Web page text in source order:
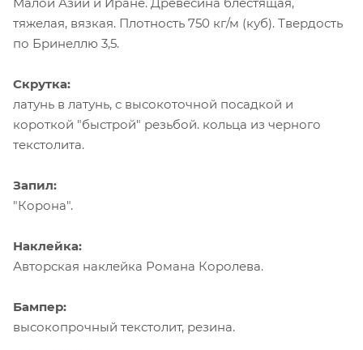
тяжелая, вязкая. Плотность 750 кг/м (куб). Твердость
по Бринеллю 3,5.
Скрутка:
латунь в латунь, с высокоточной посадкой и
короткой "быстрой" резьбой. кольца из черного
текстолита.
Запил:
"Корона".
Наклейка:
Авторская наклейка Романа Королева.
Бампер:
высокопрочный текстолит, резина.